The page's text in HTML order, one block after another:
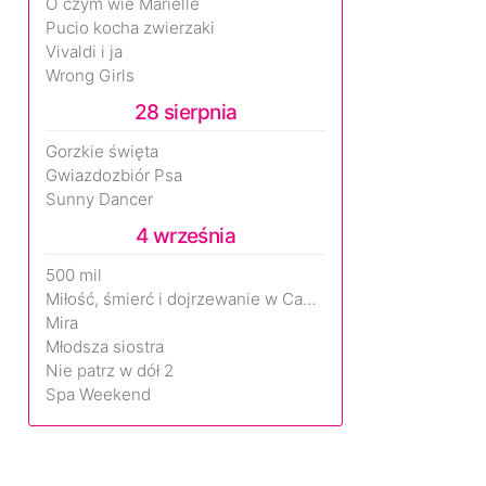
Pucio kocha zwierzaki
Vivaldi i ja
Wrong Girls
28 sierpnia
Gorzkie święta
Gwiazdozbiór Psa
Sunny Dancer
4 września
500 mil
Miłość, śmierć i dojrzewanie w Camp Miasma
Mira
Młodsza siostra
Nie patrz w dół 2
Spa Weekend